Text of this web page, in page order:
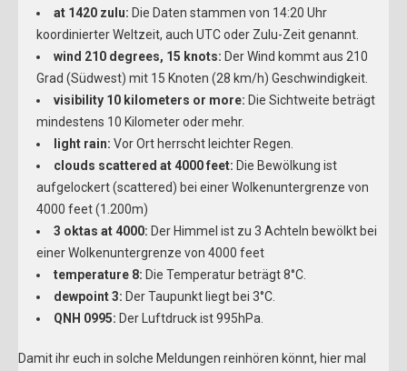
at 1420 zulu: Die Daten stammen von 14:20 Uhr
koordinierter Weltzeit, auch UTC oder Zulu-Zeit genannt.
wind 210 degrees, 15 knots: Der Wind kommt aus 210
Grad (Südwest) mit 15 Knoten (28 km/h) Geschwindigkeit.
visibility 10 kilometers or more: Die Sichtweite beträgt
mindestens 10 Kilometer oder mehr.
light rain: Vor Ort herrscht leichter Regen.
clouds scattered at 4000 feet: Die Bewölkung ist
aufgelockert (scattered) bei einer Wolkenuntergrenze von
4000 feet (1.200m)
3 oktas at 4000: Der Himmel ist zu 3 Achteln bewölkt bei
einer Wolkenuntergrenze von 4000 feet
temperature 8: Die Temperatur beträgt 8°C.
dewpoint 3: Der Taupunkt liegt bei 3°C.
QNH 0995: Der Luftdruck ist 995hPa.
Damit ihr euch in solche Meldungen reinhören könnt, hier mal